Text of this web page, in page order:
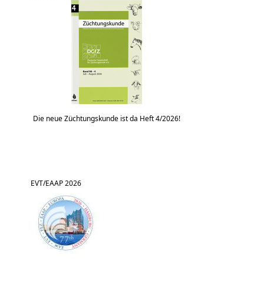
Die neue Züchtungskunde ist da Heft 4/2026!
EVT/EAAP 2026